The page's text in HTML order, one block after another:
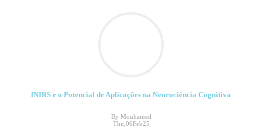
fNIRS e o Potencial de Aplicações na Neurociência Cognitiva
By Mouhamed
Thu,06Feb25